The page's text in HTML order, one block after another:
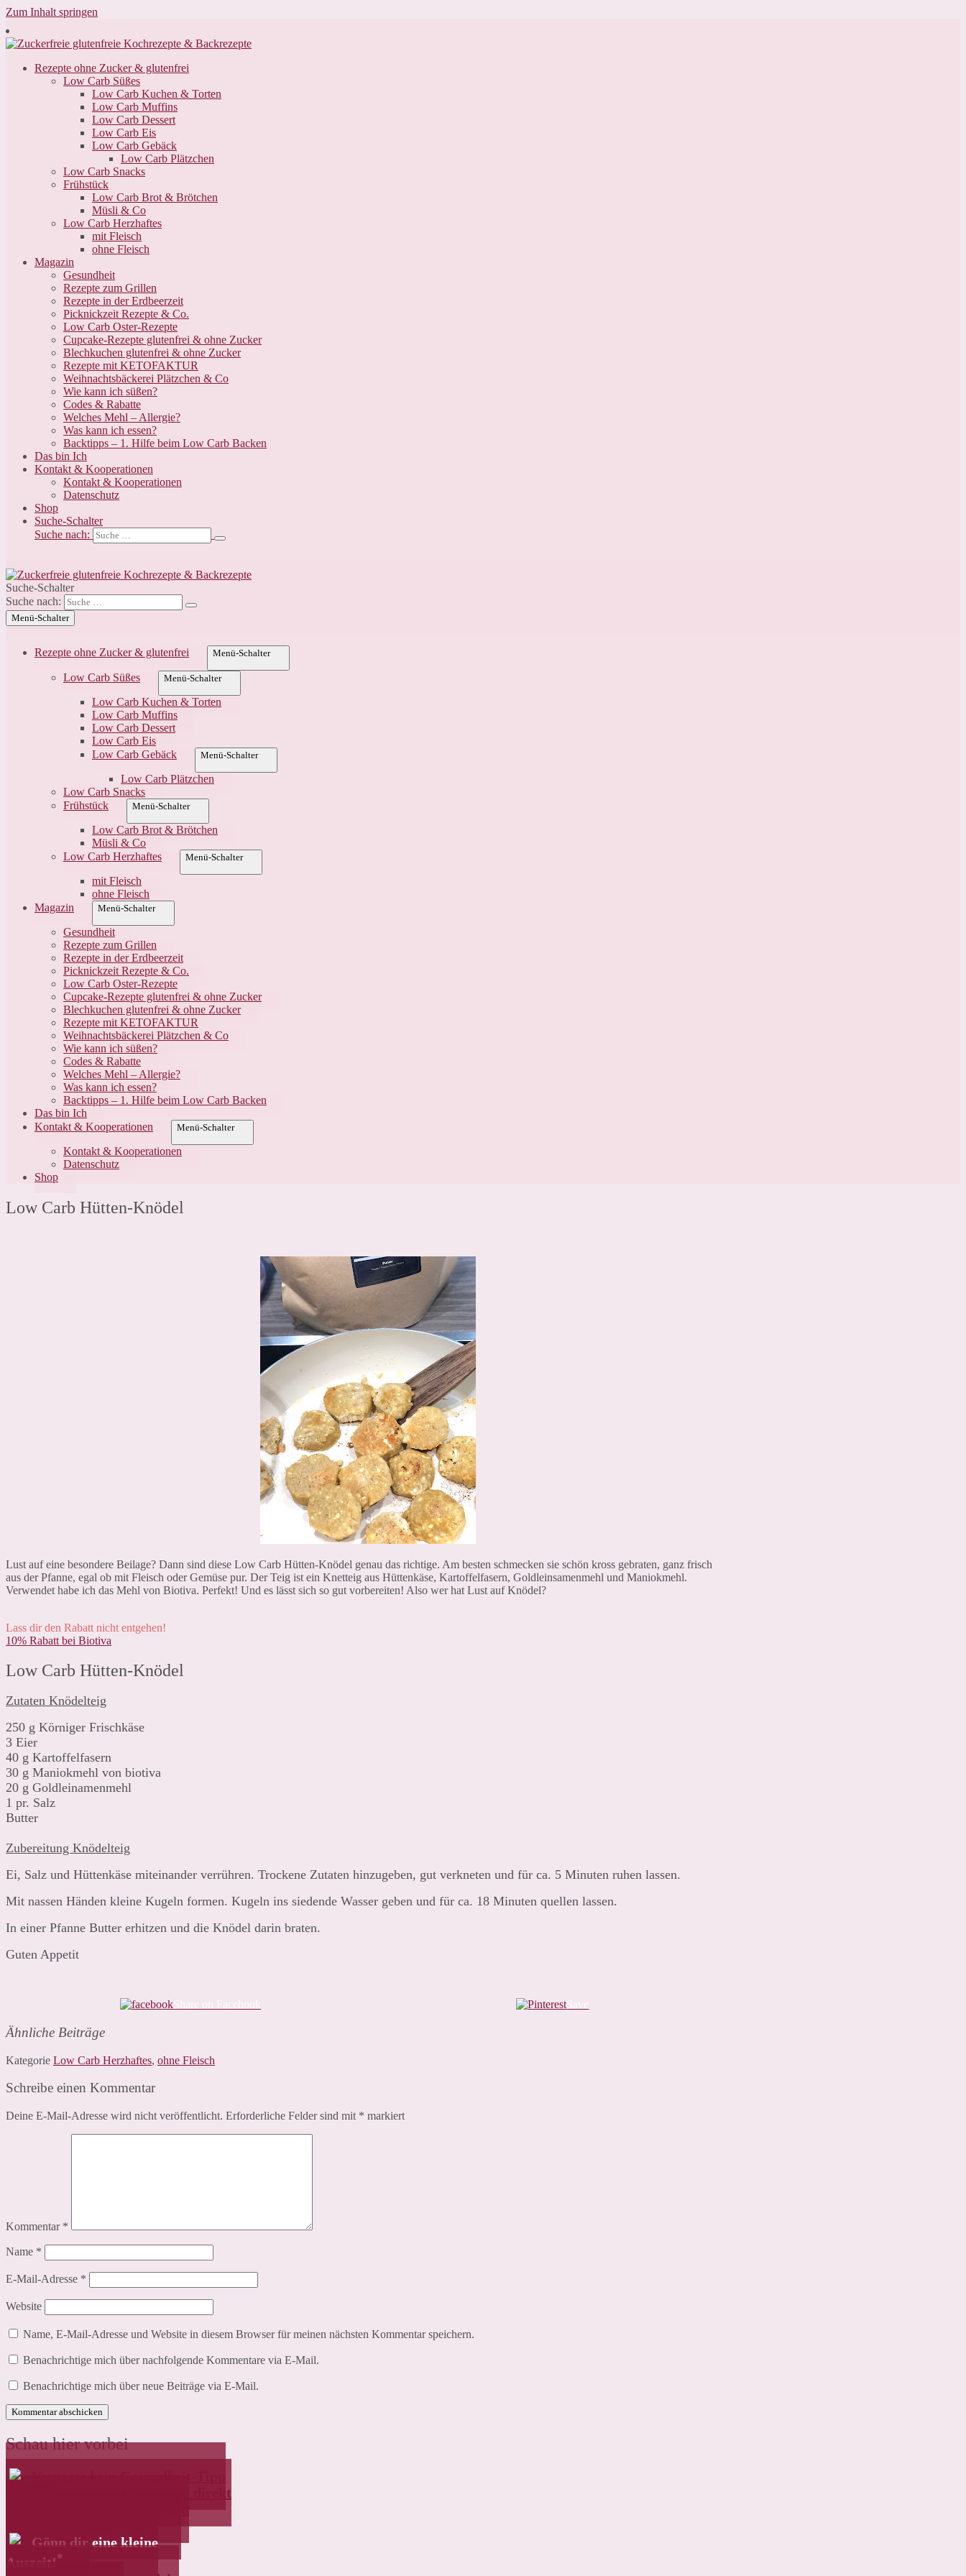
Zum Inhalt springen
Rezepte ohne Zucker & glutenfrei
Low Carb Süßes
Low Carb Kuchen & Torten
Low Carb Muffins
Low Carb Dessert
Low Carb Eis
Low Carb Gebäck
Low Carb Plätzchen
Low Carb Snacks
Frühstück
Low Carb Brot & Brötchen
Müsli & Co
Low Carb Herzhaftes
mit Fleisch
ohne Fleisch
Magazin
Gesundheit
Rezepte zum Grillen
Rezepte in der Erdbeerzeit
Picknickzeit Rezepte & Co.
Low Carb Oster-Rezepte
Cupcake-Rezepte glutenfrei & ohne Zucker
Blechkuchen glutenfrei & ohne Zucker
Rezepte mit KETOFAKTUR
Weihnachtsbäckerei Plätzchen & Co
Wie kann ich süßen?
Codes & Rabatte
Welches Mehl – Allergie?
Was kann ich essen?
Backtipps – 1. Hilfe beim Low Carb Backen
Das bin Ich
Kontakt & Kooperationen
Kontakt & Kooperationen
Datenschutz
Shop
Suche-Schalter
Suche nach:
Suche-Schalter
Suche nach:
Menü-Schalter
Rezepte ohne Zucker & glutenfrei Menü-Schalter
Low Carb Süßes Menü-Schalter
Low Carb Kuchen & Torten
Low Carb Muffins
Low Carb Dessert
Low Carb Eis
Low Carb Gebäck
Menü-Schalter
Low Carb Plätzchen
Low Carb Snacks
Frühstück
Menü-Schalter
Low Carb Brot & Brötchen
Müsli & Co
Low Carb Herzhaftes
Menü-Schalter
mit Fleisch
ohne Fleisch
Magazin
Menü-Schalter
Gesundheit
Rezepte zum Grillen
Rezepte in der Erdbeerzeit
Picknickzeit Rezepte & Co.
Low Carb Oster-Rezepte
Cupcake-Rezepte glutenfrei & ohne Zucker
Blechkuchen glutenfrei & ohne Zucker
Rezepte mit KETOFAKTUR
Weihnachtsbäckerei Plätzchen & Co
Wie kann ich süßen?
Codes & Rabatte
Welches Mehl – Allergie?
Was kann ich essen?
Backtipps – 1. Hilfe beim Low Carb Backen
Das bin Ich
Kontakt & Kooperationen
Menü-Schalter
Kontakt & Kooperationen
Datenschutz
Shop
Low Carb Hütten-Knödel
Lust auf eine besondere Beilage? Dann sind diese Low Carb Hütten-Knödel genau das richtige. Am besten schmecken sie schön kross gebraten, ganz frisch
aus der Pfanne, egal ob mit Fleisch oder Gemüse pur. Der Teig ist ein Knetteig aus Hüttenkäse, Kartoffelfasern, Goldleinsamenmehl und Maniokmehl.
Verwendet habe ich das Mehl von Biotiva. Perfekt! Und es lässt sich so gut vorbereiten! Also wer hat Lust auf Knödel?
Lass dir den Rabatt nicht entgehen!
10% Rabatt bei Biotiva
Low Carb Hütten-Knödel
Zutaten Knödelteig
250 g Körniger Frischkäse
3 Eier
40 g Kartoffelfasern
30 g Maniokmehl von biotiva
20 g Goldleinamenmehl
1 pr. Salz
Butter
Zubereitung Knödelteig
Ei, Salz und Hüttenkäse miteinander verrühren. Trockene Zutaten hinzugeben, gut verkneten und für ca. 5 Minuten ruhen lassen.
Mit nassen Händen kleine Kugeln formen. Kugeln ins siedende Wasser geben und für ca. 18 Minuten quellen lassen.
In einer Pfanne Butter erhitzen und die Knödel darin braten.
Guten Appetit
Share on Facebook
Ähnliche Beiträge
Kategorie Low Carb Herzhaftes, ohne Fleisch
Schreibe einen Kommentar
Deine E-Mail-Adresse wird nicht veröffentlicht. Erforderliche Felder sind mit * markiert
Kommentar *
Name *
E-Mail-Adresse *
Website
Name, E-Mail-Adresse und Website in diesem Browser für meinen nächsten Kommentar speichern.
Benachrichtige mich über nachfolgende Kommentare via E-Mail.
Benachrichtige mich über neue Beiträge via E-Mail.
Schau hier vorbei
und Rezept mehr! Melde dich direkt
Gönn dir eine kleine
Auszeit!*